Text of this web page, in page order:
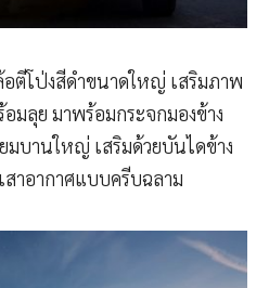
ตีโป่งสีดำขนาดใหญ่ เสริมภาพ
ลุย มาพร้อมกระจกมองข้าง
บานใหญ่ เสริมด้วยบันไดข้าง
สาอากาศแบบครีบฉลาม